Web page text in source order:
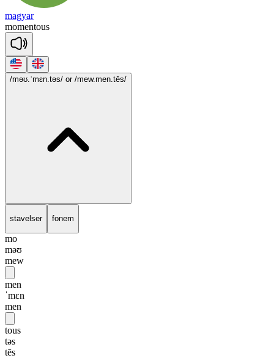
magyar
momentous
/məʊ.ˈmɛn.təs/ or /mew.men.tēs/
stavelser fonem
mo
məʊ
mew
men
ˈmɛn
men
tous
təs
tēs